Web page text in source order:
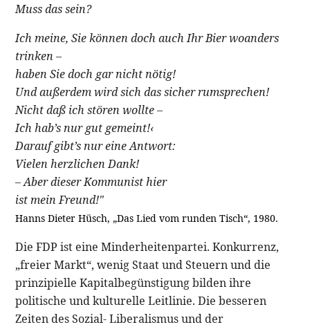
Muss das sein?
Ich meine, Sie können doch auch Ihr Bier woanders
trinken –
haben Sie doch gar nicht nötig!
Und außerdem wird sich das sicher rumsprechen!
Nicht daß ich stören wollte –
Ich hab’s nur gut gemeint!‹
Darauf gibt’s nur eine Antwort:
Vielen herzlichen Dank!
– Aber dieser Kommunist hier
ist mein Freund!"
Hanns Dieter Hüsch, „Das Lied vom runden Tisch“, 1980.
Die FDP ist eine Minderheitenpartei. Konkurrenz,
„freier Markt“, wenig Staat und Steuern und die
prinzipielle Kapitalbegünstigung bilden ihre
politische und kulturelle Leitlinie. Die besseren
Zeiten des Sozial- Liberalismus und der